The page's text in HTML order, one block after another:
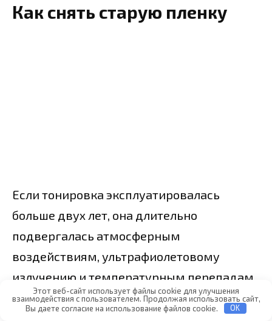
Как снять старую пленку
Если тонировка эксплуатировалась
больше двух лет, она длительно
подвергалась атмосферным
воздействиям, ультрафиолетовому
излучению и температурным перепадам.
Как следствие, часть ее полимерных
слоев разрушилась. Тонировка стала
Этот веб-сайт использует файлы cookie для улучшения
взаимодействия с пользователем. Продолжая использовать сайт,
Вы даете согласие на использование файлов cookie.
OK